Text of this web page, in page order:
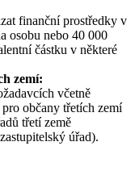
finanční prostředky v
osobu nebo 40 000
částku v některé
zemí:
včetně
občany třetích zemí
třetí země
úřad).